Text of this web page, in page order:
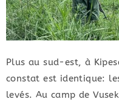
​Plus au sud-est, à
constat est identique:
levés. Au camp de